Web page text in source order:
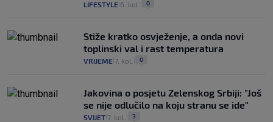
LIFESTYLE 6. kol. 0
Stiže kratko osvježenje, a onda novi
toplinski val i rast temperatura
VRIJEME 7. kol. 0
Jakovina o posjetu Zelenskog Srbiji: "Još
se nije odlučilo na koju stranu se ide"
SVIJET 7. kol. 3